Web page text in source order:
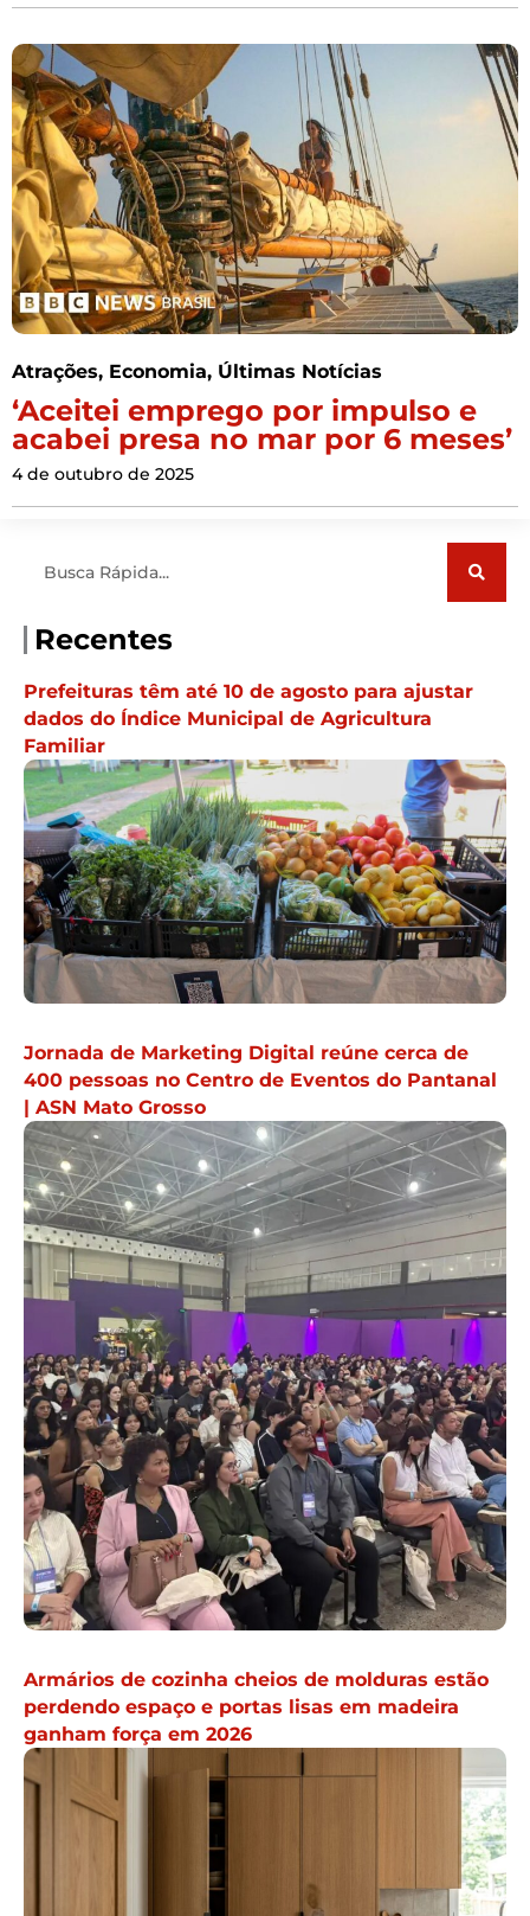
Atrações, Economia, Últimas Notícias
‘Aceitei emprego por impulso e
acabei presa no mar por 6 meses’
4 de outubro de 2025
Recentes
Prefeituras têm até 10 de agosto para ajustar
dados do Índice Municipal de Agricultura
Familiar
Jornada de Marketing Digital reúne cerca de
400 pessoas no Centro de Eventos do Pantanal
| ASN Mato Grosso
Armários de cozinha cheios de molduras estão
perdendo espaço e portas lisas em madeira
ganham força em 2026